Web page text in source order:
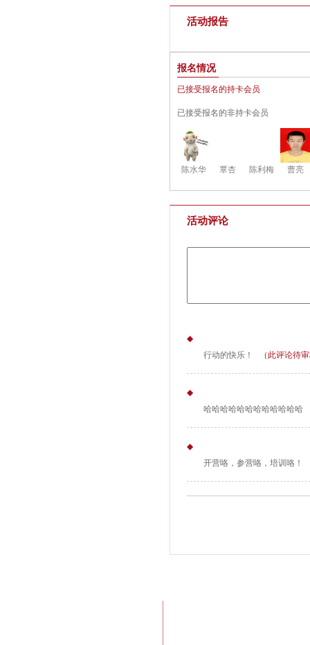
活动报告
报名情况
已接受报名的持卡会员
已接受报名的非持卡会员
陈水华 覃杏 陈利梅 曹亮
活动评论
◆
行动的快乐！
（此评论待
◆
哈哈哈哈哈哈哈哈哈哈哈哈
◆
开营咯，参营咯，培训咯！